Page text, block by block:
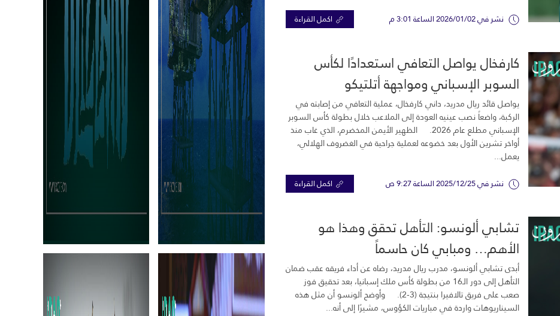
نشر في 2026/01/02 الساعة 3:01 م اكمل القراءة
كارفخال يواصل التعافي استعدادًا لكأس
السوبر الإسباني ومواجهة أتلتيكو
يواصل قائد ريال مدريد، داني كارفخال، عملية التعافي من إصابته في
الركبة، واضعاً نصب عينيه العودة إلى الملاعب خلال بطولة كأس السوبر
الإسباني مطلع عام 2026. الظهير الأيمن المخضرم، الذي غاب منذ
أواخر تشرين الأول بعد خضوعه لعملية جراحية في الغضروف الهلالي،
يعمل...
نشر في 2025/12/25 الساعة 9:27 ص اكمل القراءة
تشابي ألونسو: التأهل تحقق وهذا هو
الأهم… ومبابي كان حاسماً
أبدى تشابي ألونسو، مدرب ريال مدريد، رضاه عن أداء فريقه عقب ضمان
التأهل إلى دور الـ16 من بطولة كأس ملك إسبانيا، بعد تحقيق فوز
صعب على فريق تالافيرا بنتيجة (3-2). وأوضح ألونسو أن مثل هذه
السيناريوهات واردة في مباريات الكؤوس، مشيرًا إلى أنه...